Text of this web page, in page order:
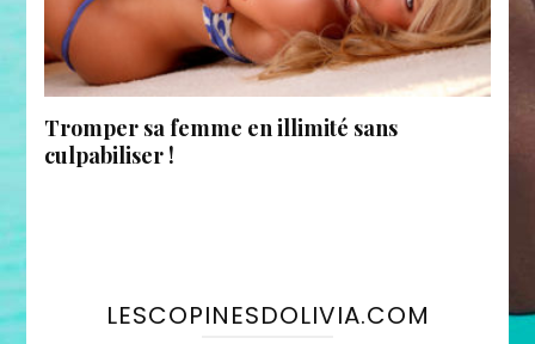
Tromper sa femme en illimité sans
culpabiliser !
LESCOPINESDOLIVIA.COM